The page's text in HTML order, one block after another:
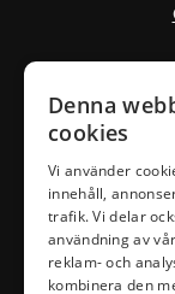
Denna
cookies
Vi använder
innehåll,
trafik. Vi delar
användning av
reklam- och
kombinera den